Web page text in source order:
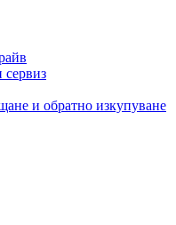
и обратно изкупуване